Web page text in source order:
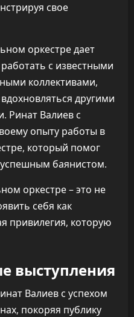
свое
оркестре дает
с известными
коллективами,
другими
Ринат Валиев с
опыту работы в
который помог
баянистом.
оркестре – это не
себя как
привилегия, которую
выступления
Валиев с успехом
покоряя публику